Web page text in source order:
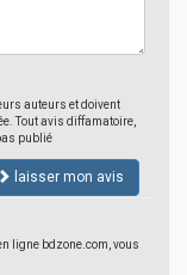
auteurs et doivent
Tout avis diffamatoire,
publié
laisser mon avis
ligne bdzone.com, vous